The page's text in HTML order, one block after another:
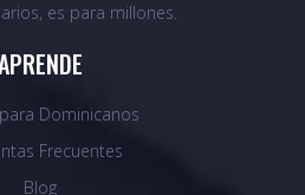
es para millones.
Dominicanos
Frecuentes
Blog